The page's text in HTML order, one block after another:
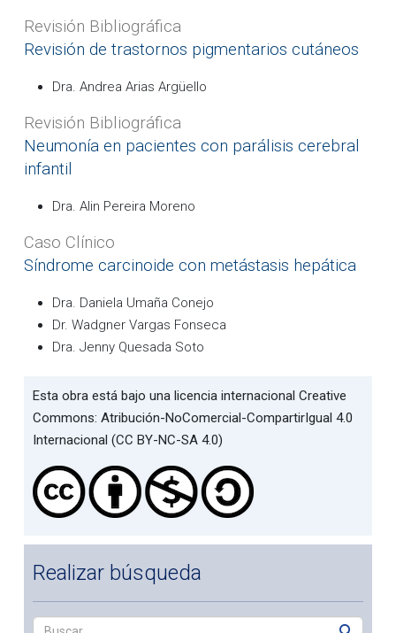
Revisión Bibliográfica
Revisión de trastornos pigmentarios cutáneos
Dra. Andrea Arias Argüello
Revisión Bibliográfica
Neumonía en pacientes con parálisis cerebral
infantil
Dra. Alin Pereira Moreno
Caso Clínico
Síndrome carcinoide con metástasis hepática
Dra. Daniela Umaña Conejo
Dr. Wadgner Vargas Fonseca
Dra. Jenny Quesada Soto
Esta obra está bajo una licencia internacional Creative
Commons: Atribución-NoComercial-CompartirIgual 4.0
Internacional (CC BY-NC-SA 4.0)
Realizar búsqueda